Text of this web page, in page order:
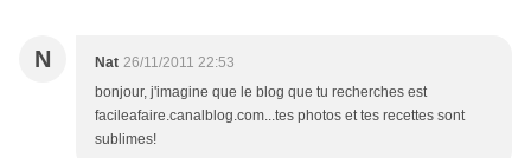
N Nat 26/11/2011 22:53
bonjour, j'imagine que le blog que tu recherches est
facileafaire.canalblog.com...tes photos et tes recettes sont
sublimes!